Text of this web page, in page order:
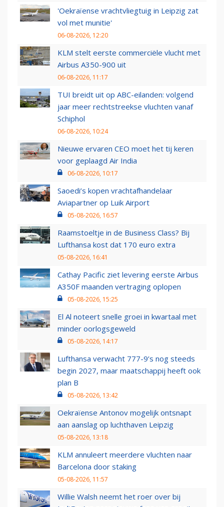
'Oekraïense vrachtvliegtuig in Leipzig zat
vol met munitie'
06-08-2026, 12:20
KLM stelt eerste commerciële vlucht met
Airbus A350-900 uit
06-08-2026, 11:17
TUI breidt uit op ABC-eilanden: volgend
jaar meer rechtstreekse vluchten vanaf
Schiphol
06-08-2026, 10:24
Nieuwe ervaren CEO moet het tij keren
voor geplaagd Air India
06-08-2026, 10:17
Saoedi’s kopen vrachtafhandelaar
Aviapartner op Luik Airport
05-08-2026, 16:57
Raamstoeltje in de Business Class? Bij
Lufthansa kost dat 170 euro extra
05-08-2026, 16:41
Cathay Pacific ziet levering eerste Airbus
A350F maanden vertraging oplopen
05-08-2026, 15:25
El Al noteert snelle groei in kwartaal met
minder oorlogsgeweld
05-08-2026, 14:17
Lufthansa verwacht 777-9’s nog steeds
begin 2027, maar maatschappij heeft ook
plan B
05-08-2026, 13:42
Oekraïense Antonov mogelijk ontsnapt
aan aanslag op luchthaven Leipzig
05-08-2026, 13:18
KLM annuleert meerdere vluchten naar
Barcelona door staking
05-08-2026, 11:57
Willie Walsh neemt het roer over bij